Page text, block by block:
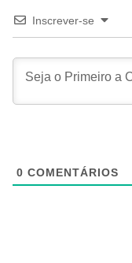
Inscrever-se
0 COMENTÁRIOS